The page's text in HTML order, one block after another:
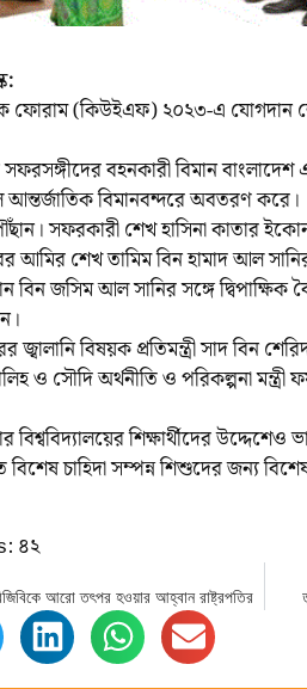
ফোরাম (কিউইএফ) ২০২৩-এ যোগদান
সফরসঙ্গীদের বহনকারী বিমান
বিমানবন্দরে অবতরণ করে।
সফরকারী শেখ হাসিনা কাতার
আমির শেখ তামিম বিন হামাদ আল সানির
জসিম আল সানির সঙ্গে দ্বিপাক্ষিক
জ্বালানি বিষয়ক প্রতিমন্ত্রী সাদ বিন
ও সৌদি অর্থনীতি ও পরিকল্পনা মন্ত্রী
বিশ্ববিদ্যালয়ের শিক্ষার্থীদের
বিশেষ চাহিদা সম্পন্ন শিশুদের জন্য
৪২
আরো তৎপর হওয়ার আহ্বান রাষ্ট্রপতির